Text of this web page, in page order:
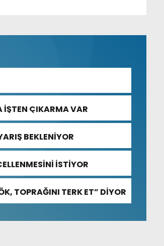
İŞTEN ÇIKARMA VAR
BEKLENİYOR
İSTİYOR
TOPRAĞINI TERK ET” DİYOR